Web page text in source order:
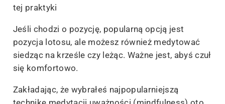
tej praktyki
Jeśli chodzi o pozycję, popularną opcją jest
pozycja lotosu, ale możesz również medytować
siedząc na krześle czy leżąc. Ważne jest, abyś czuł
się komfortowo.
Zakładając, że wybrałeś najpopularniejszą